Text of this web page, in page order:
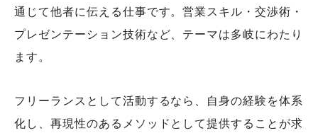
通じて他者に伝える仕事です。営業スキル・交渉術・
プレゼンテーション技術など、テーマは多岐にわたり
ます。
フリーランスとして活動するなら、自身の経験を体系
化し、再現性のあるメソッドとして提供することが求